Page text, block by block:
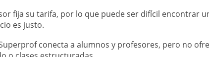
fija su tarifa, por lo que puede ser difícil encontrar
es justo.
conecta a alumnos y profesores, pero no